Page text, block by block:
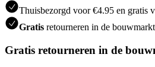
Thuisbezorgd voor €4.95 en gratis
Gratis retourneren in de bouwmarkt
Gratis retourneren in de